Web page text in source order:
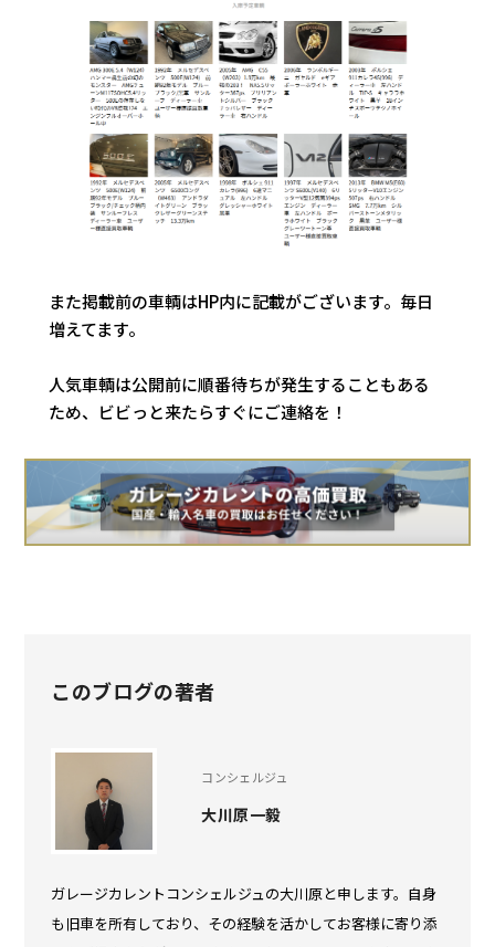
また掲載前の車輌はHP内に記載がございます。毎日
増えてます。
人気車輌は公開前に順番待ちが発生することもある
ため、ビビっと来たらすぐにご連絡を！
このブログの著者
コンシェルジュ
大川原一毅
ガレージカレントコンシェルジュの大川原と申します。自身
も旧車を所有しており、その経験を活かしてお客様に寄り添